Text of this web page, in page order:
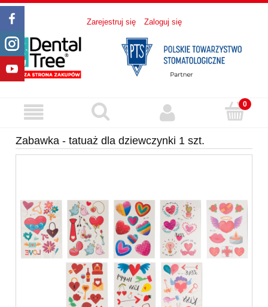
Zarejestruj się Zaloguj się
Zabawka - tatuaż dla dziewczynki 1 szt.